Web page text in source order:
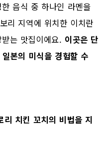
음식 중 하나인 라멘을
리 지역에 위치한 이치란
는 맛집이에요. 이곳은 단
본의 미식을 경험할 수
리 치킨 꼬치의 비법을 지